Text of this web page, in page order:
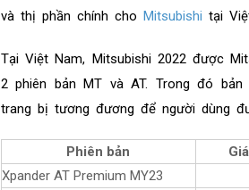
và thị phần chính cho Mitsubishi tại
Tại Việt Nam, Mitsubishi 2022 được
2 phiên bản MT và AT. Trong đó
trang bị tương đương để người dùng
Phiên bản
Xpander AT Premium MY23